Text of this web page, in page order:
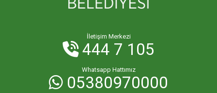
PAŞABAYIR MAHALLESİ
PAŞAKENT MAHALLESİ
İletişim Merkezi
444 7 105
Whatsapp Hattımız
05380970000